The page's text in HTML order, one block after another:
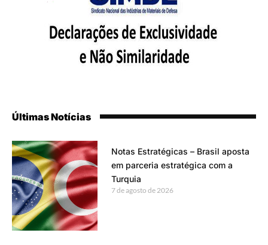
Últimas Notícias
Notas Estratégicas – Brasil aposta
em parceria estratégica com a
Turquia
7 de agosto de 2026